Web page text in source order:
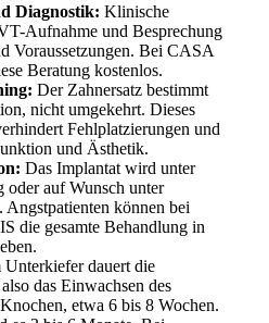
Diagnostik: Klinische
Aufnahme und Besprechung
Voraussetzungen. Bei CASA
Beratung kostenlos.
Der Zahnersatz bestimmt
nicht umgekehrt. Dieses
Fehlplatzierungen und
und Ästhetik.
Das Implantat wird unter
oder auf Wunsch unter
Angstpatienten können bei
die gesamte Behandlung in
Unterkiefer dauert die
das Einwachsen des
etwa 6 bis 8 Wochen.